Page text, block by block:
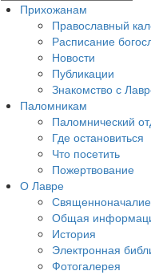
Прихожанам
Православный
Расписание
Новости
Публикации
Знакомство с
Паломникам
Паломнический
Где остановиться
Что посетить
Пожертвование
О Лавре
Священноначалие
Общая
История
Электронная
Фотогалерея